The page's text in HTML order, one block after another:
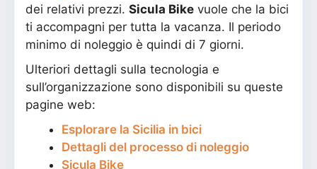
dei relativi prezzi. Sicula Bike vuole che la bici
ti accompagni per tutta la vacanza. Il periodo
minimo di noleggio è quindi di 7 giorni.
Ulteriori dettagli sulla tecnologia e
sull’organizzazione sono disponibili su queste
pagine web:
Esplorare la Sicilia in bici
Dettagli del processo di noleggio
Sicula Bike